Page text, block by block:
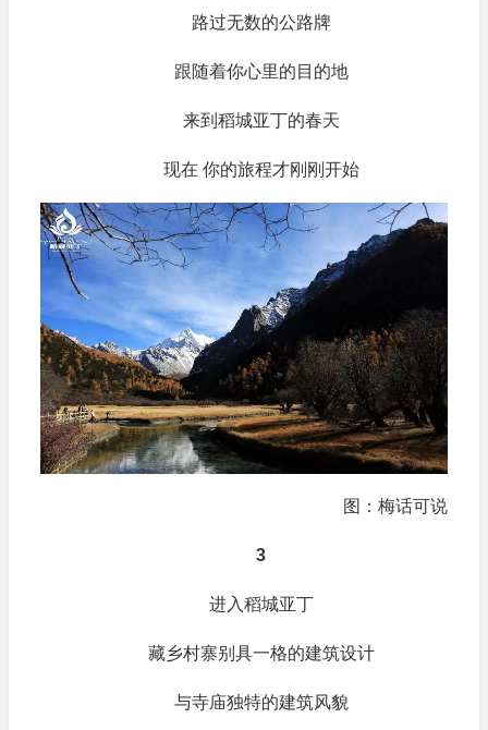
路过无数的公路牌
跟随着你心里的目的地
来到稻城亚丁的春天
现在 你的旅程才刚刚开始
图：梅话可说
3
进入稻城亚丁
藏乡村寨别具一格的建筑设计
与寺庙独特的建筑风貌